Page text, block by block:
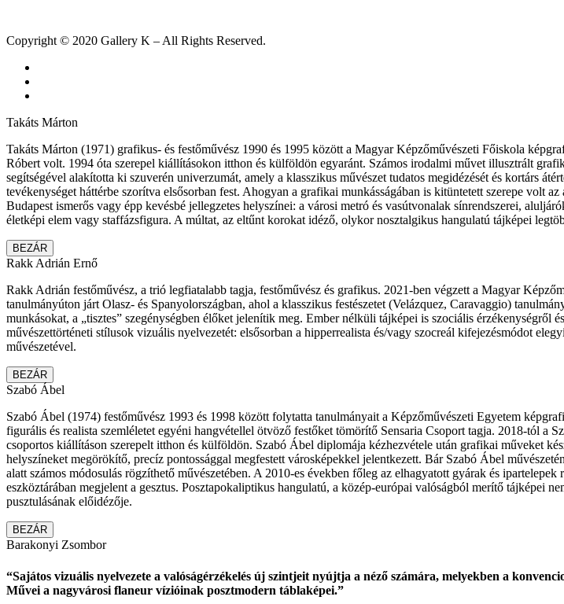
Copyright © 2020 Gallery K – All Rights Reserved.
Takáts Márton
Takáts Márton (1971) grafikus- és festőművész 1990 és 1995 között a Magyar Képzőművészeti Főiskola
Róbert volt. 1994 óta szerepel kiállításokon itthon és külföldön egyaránt. Számos irodalmi művet illusztrált
segítségével alakította ki szuverén univerzumát, amely a klasszikus művészet tudatos megidézését és kortárs
tevékenységet háttérbe szorítva elsősorban fest. Ahogyan a grafikai munkásságában is kitüntetett szerepe volt
Budapest ismerős vagy épp kevésbé jellegzetes helyszínei: a városi metró és vasútvonalak sínrendszerei,
életképi elem vagy staffázsfigura. A múltat, az eltűnt korokat idéző, olykor nosztalgikus hangulatú tájképei
BEZÁR
Rakk Adrián Ernő
Rakk Adrián festőművész, a trió legfiatalabb tagja, festőművész és grafikus. 2021-ben végzett a Magyar
tanulmányúton járt Olasz- és Spanyolországban, ahol a klasszikus festészetet (Velázquez, Caravaggio)
munkásokat, a „tisztes” szegénységben élőket jelenítik meg. Ember nélküli tájképei is szociális
művészettörténeti stílusok vizuális nyelvezetét: elsősorban a hipperrealista és/vagy szocreál kifejezésmódot
művészetével.
BEZÁR
Szabó Ábel
Szabó Ábel (1974) festőművész 1993 és 1998 között folytatta tanulmányait a Képzőművészeti Egyetem
figurális és realista szemléletet egyéni hangvétellel ötvöző festőket tömörítő Sensaria Csoport tagja. 2018-tól a
csoportos kiállításon szerepelt itthon és külföldön. Szabó Ábel diplomája kézhezvétele után grafikai műveket
helyszíneket megörökítő, precíz pontossággal megfestett városképekkel jelentkezett. Bár Szabó Ábel
alatt számos módosulás rögzíthető művészetében. A 2010-es években főleg az elhagyatott gyárak és
eszköztárában megjelent a gesztus. Posztapokaliptikus hangulatú, a közép-európai valóságból merítő tájképei
pusztulásának előidézője.
BEZÁR
Barakonyi Zsombor
“Sajátos vizuális nyelvezete a valóságérzékelés új szintjeit nyújtja a néző számára, melyekben a
Művei a nagyvárosi flaneur vízióinak posztmodern táblaképei.”